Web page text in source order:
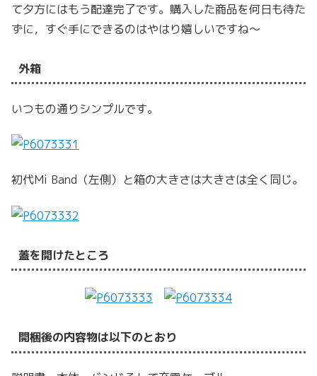
て夕方にはもう配達完了です。購入した商品を何日も待た
ずに，すぐ手にできるのはやはり嬉しいですね〜
外箱
いつもの通りシンプルです。
初代Mi Band（左側）と箱の大きさは大きさは全く同じ。
蓋を開けたところ
開梱後の内容物は以下のとおり